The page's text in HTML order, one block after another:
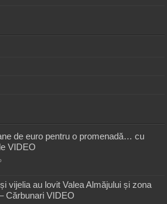
de euro pentru o promenadă… cu
VIDEO
vijelia au lovit Valea Almăjului și zona
Cărbunari VIDEO